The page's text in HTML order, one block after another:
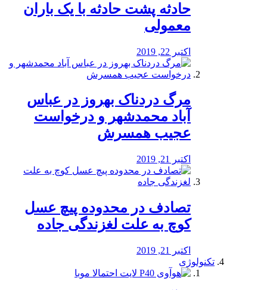
️حادثه پشت حادثه با یک باران
معمولی
اکتبر 22, 2019
مرگ دردناک بهروز در عباس
آباد محمدشهر و درخواست
عجیب همسرش
اکتبر 21, 2019
تصادف در محدوده پیچ عسل
کوچ به علت لغزندگی جاده
اکتبر 21, 2019
تکنولوژی